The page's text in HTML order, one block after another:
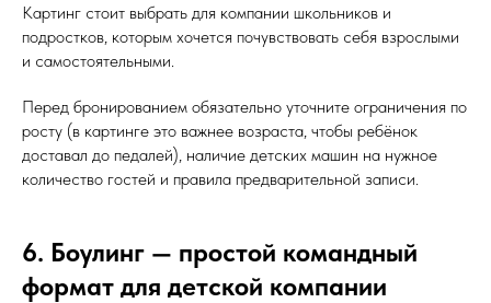
Картинг стоит выбрать для компании школьников и
подростков, которым хочется почувствовать себя взрослыми
и самостоятельными.
Перед бронированием обязательно уточните ограничения по
росту (в картинге это важнее возраста, чтобы ребёнок
доставал до педалей), наличие детских машин на нужное
количество гостей и правила предварительной записи.
6. Боулинг — простой командный
формат для детской компании